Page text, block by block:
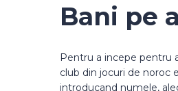
Bani pe
Pentru a incepe pentru
club din jocuri de noroc
introducand numele,